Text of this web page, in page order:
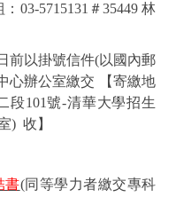
03-5715131 ＃35449林
前以掛號信件(以國內郵
心辦公室繳交
【寄繳地
段101號-清華大學招生
) 收】
書(同等學力者繳交專科